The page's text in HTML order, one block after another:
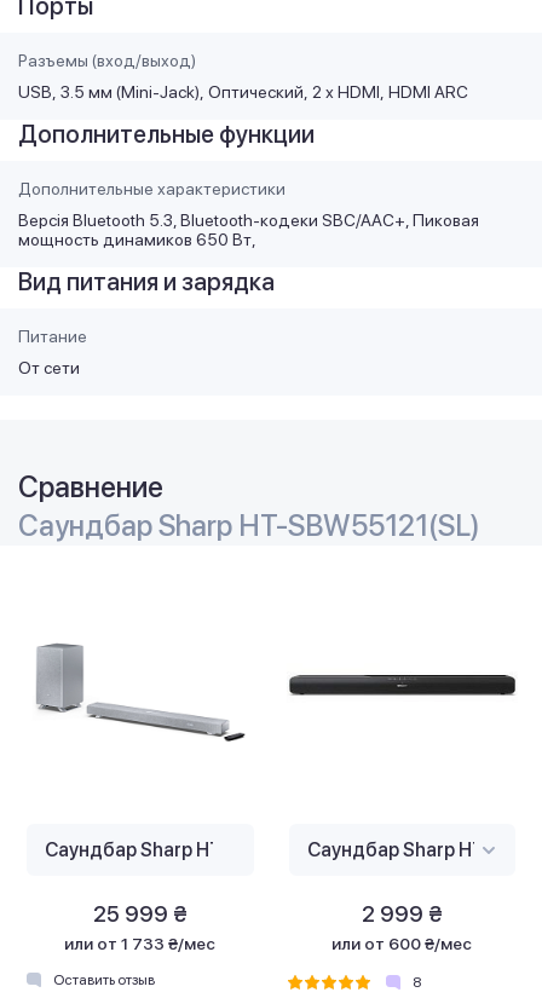
Порты
Разъемы (вход/выход)
USB 3.5 мм (Mini-Jack) Оптический 2 х HDMI HDMI ARC
Дополнительные функции
Дополнительные характеристики
Версія Bluetooth 5.3, Bluetooth-кодеки SBC/AAC+, Пиковая
мощность динамиков 650 Вт,
Вид питания и зарядка
Питание
От сети
Сравнение
Саундбар Sharp HT-SBW55121(SL)
25 999 ₴
или от 1 733 ₴/мес
Оставить отзыв
2 999 ₴
или от 600 ₴/мес
8